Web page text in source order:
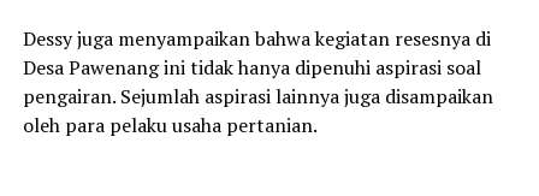
Dessy juga menyampaikan bahwa kegiatan resesnya di
Desa Pawenang ini tidak hanya dipenuhi aspirasi soal
pengairan. Sejumlah aspirasi lainnya juga disampaikan
oleh para pelaku usaha pertanian.